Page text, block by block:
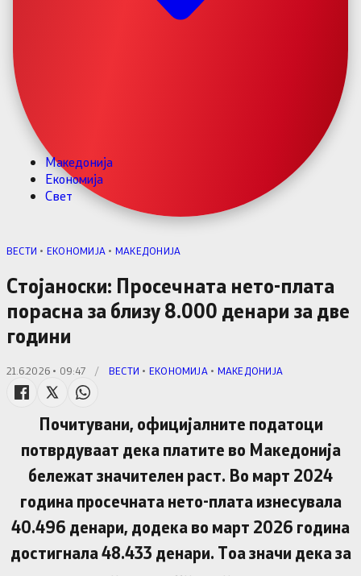
Македонија
Економија
Свет
ВЕСТИ • ЕКОНОМИЈА • МАКЕДОНИЈА
Стојаноски: Просечната нето-плата
порасна за близу 8.000 денари за две
години
21.6.2026 • 09:47 / ВЕСТИ • ЕКОНОМИЈА • МАКЕДОНИЈА
Почитувани, официјалните податоци
потврдуваат дека платите во Македонија
бележат значителен раст. Во март 2024
година просечната нето-плата изнесувала
40.496 денари, додека во март 2026 година
достигнала 48.433 денари. Тоа значи дека за